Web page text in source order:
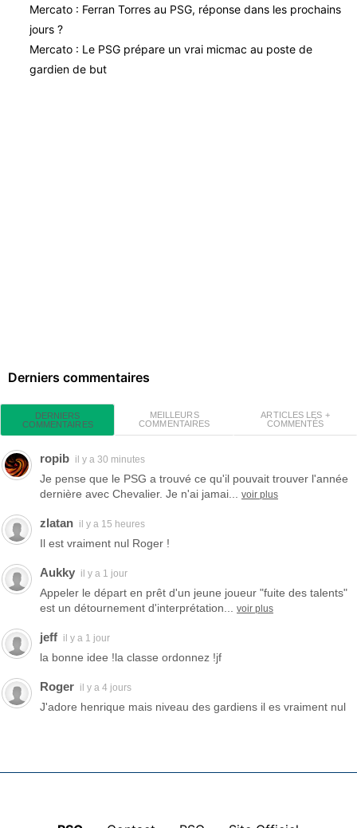
Mercato : Ferran Torres au PSG, réponse dans les prochains
jours ?
Mercato : Le PSG prépare un vrai micmac au poste de
gardien de but
Derniers commentaires
DERNIERS
COMMENTAIRES
MEILLEURS
COMMENTAIRES
ARTICLES LES +
COMMENTÉS
ropib il y a 30 minutes
Je pense que le PSG a trouvé ce qu'il pouvait trouver l'année
dernière avec Chevalier. Je n'ai jamai...
voir plus
zlatan il y a 15 heures
Il est vraiment nul Roger !
Aukky il y a 1 jour
Appeler le départ en prêt d'un jeune joueur "fuite des talents"
est un détournement d'interprétation...
voir plus
jeff il y a 1 jour
la bonne idee !la classe ordonnez !jf
Roger il y a 4 jours
J'adore henrique mais niveau des gardiens il es vraiment nul